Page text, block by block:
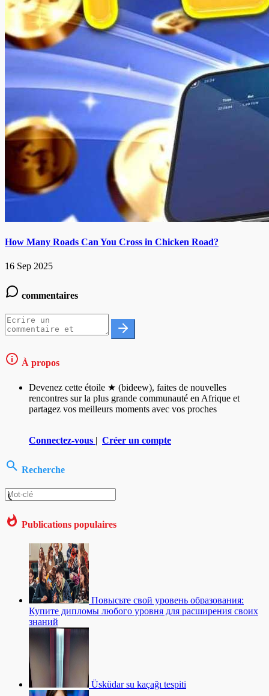
How Many Roads Can You Cross in Chicken Road?
16 Sep 2025
commentaires
À propos
Devenez cette étoile ★ (bideew), faites de nouvelles
rencontres sur la plus grande communauté en Afrique et
partagez vos meilleurs moments avec vos proches
Connectez-vous | Créer un compte
Recherche
Publications populaires
Повысьте свой уровень образования:
Купите дипломы любого уровня для расширения своих
знаний
Üsküdar su kaçağı tespiti